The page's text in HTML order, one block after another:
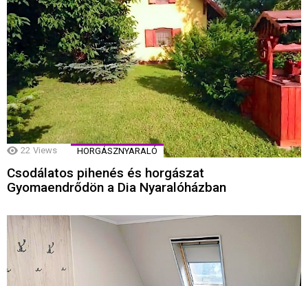
22 Views HORGÁSZNYARALÓ
Csodálatos pihenés és horgászat
Gyomaendrődön a Dia Nyaralóházban